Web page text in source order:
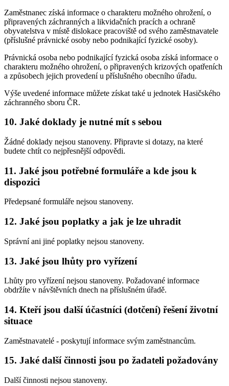
Zaměstnanec získá informace o charakteru možného ohrožení, o
připravených záchranných a likvidačních pracích a ochraně
obyvatelstva v místě dislokace pracoviště od svého zaměstnavatele
(příslušné právnické osoby nebo podnikající fyzické osoby).
Právnická osoba nebo podnikající fyzická osoba získá informace o
charakteru možného ohrožení, o připravených krizových opatřeních
a způsobech jejich provedení u příslušného obecního úřadu.
Výše uvedené informace můžete získat také u jednotek Hasičského
záchranného sboru ČR.
10. Jaké doklady je nutné mít s sebou
Žádné doklady nejsou stanoveny. Připravte si dotazy, na které
budete chtít co nejpřesnější odpovědi.
11. Jaké jsou potřebné formuláře a kde jsou k
dispozici
Předepsané formuláře nejsou stanoveny.
12. Jaké jsou poplatky a jak je lze uhradit
Správní ani jiné poplatky nejsou stanoveny.
13. Jaké jsou lhůty pro vyřízení
Lhůty pro vyřízení nejsou stanoveny. Požadované informace
obdržíte v návštěvních dnech na příslušném úřadě.
14. Kteří jsou další účastníci (dotčení) řešení životní
situace
Zaměstnavatelé - poskytují informace svým zaměstnancům.
15. Jaké další činnosti jsou po žadateli požadovány
Další činnosti nejsou stanoveny.